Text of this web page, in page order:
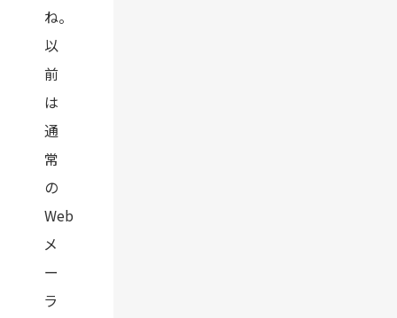
ね。
以
前
は
通
常
の
Web
メ
ー
ラ